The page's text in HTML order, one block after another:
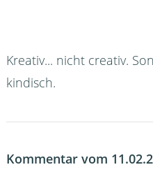
Kreativ... nicht creativ.
kindisch.
Kommentar vom